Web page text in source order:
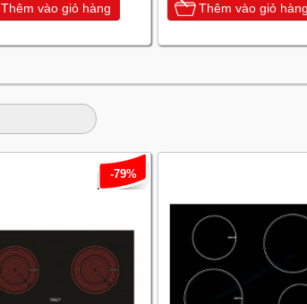
Thêm vào giỏ hàng Thêm vào giỏ hàng
-79%